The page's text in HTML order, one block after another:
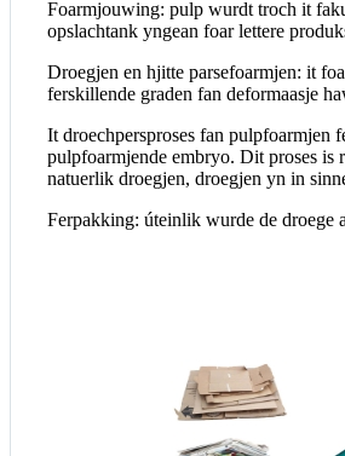
Foarmjouwing: pulp wurdt troch it
opslachtank yngean foar lettere
Droegjen en hjitte parsefoarmjen: it
ferskillende graden fan deformaasje
It droechpersproses fan pulpfoarmjen
pulpfoarmjende embryo. Dit proses is
natuerlik droegjen, droegjen yn in
Ferpakking: úteinlik wurde de droege